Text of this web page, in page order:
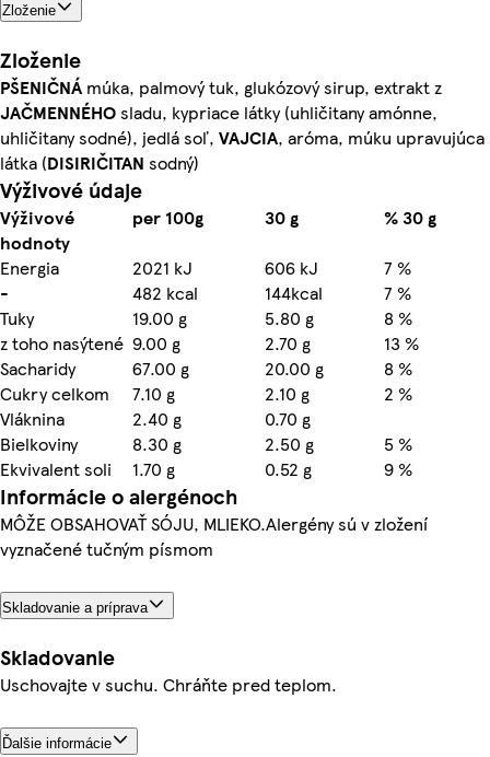
Zloženie
Zloženie
PŠENIČNÁ múka, palmový tuk, glukózový sirup, extrakt z
JAČMENNÉHOsladu, kypriace látky (uhličitany amónne,
uhličitany sodné), jedlá soľ, VAJCIA, aróma, múku upravujúca
látka (DISIRIČITAN sodný)
Výživové údaje
Výživové
hodnoty
per 100g 30 g
% 30 g
Energia
2021 kJ 606 kJ
7 %
-
482 kcal 144kcal
7 %
Tuky
19.00 g 5.80 g
8 %
z toho nasýtené 9.00 g 2.70 g
13 %
Sacharidy
67.00 g 20.00 g
8 %
Cukry celkom
7.10 g 2.10 g
2 %
Vláknina
2.40 g
0.70 g
Bielkoviny
8.30 g 2.50 g
5 %
Ekvivalent soli
1.70 g 0.52 g 9 %
Informácie o alergénoch
MÔŽE OBSAHOVAŤ SÓJU, MLIEKO.Alergény sú v zložení
vyznačené tučným písmom
Skladovanie a príprava
Skladovanie
Uschovajte v suchu. Chráňte pred teplom.
Ďalšie informácie